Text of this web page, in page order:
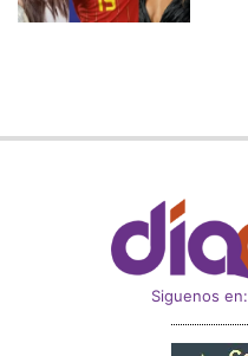
Siguenos en: